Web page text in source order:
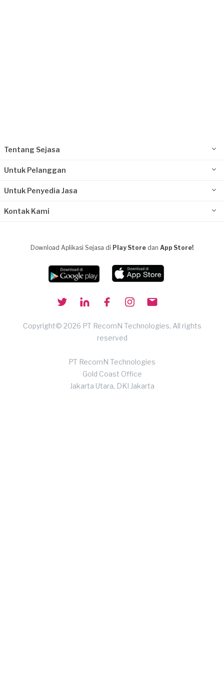
Tentang Sejasa
Untuk Pelanggan
Untuk Penyedia Jasa
Kontak Kami
Download Aplikasi Sejasa di Play Store dan App Store!
Copyright© 2026 PT RecomN Technologies, All rights
reserved
PT RecomN Technologies
Gold Coast Office
Jakarta Utara, DKI Jakarta